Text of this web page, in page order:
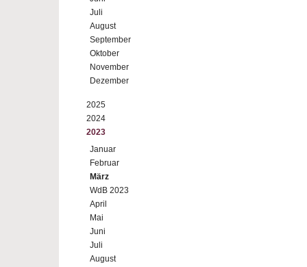
Juli
August
September
Oktober
November
Dezember
2025
2024
2023
Januar
Februar
März
WdB 2023
April
Mai
Juni
Juli
August